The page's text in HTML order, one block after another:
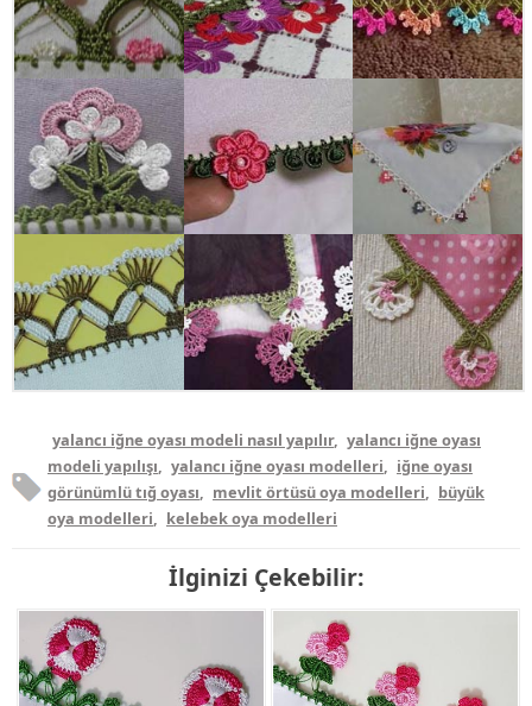
yalancı iğne oyası modeli nasıl yapılır, yalancı iğne oyası
modeli yapılışı, yalancı iğne oyası modelleri, iğne oyası
görünümlü tığ oyası, mevlit örtüsü oya modelleri, büyük
oya modelleri, kelebek oya modelleri
İlginizi Çekebilir: